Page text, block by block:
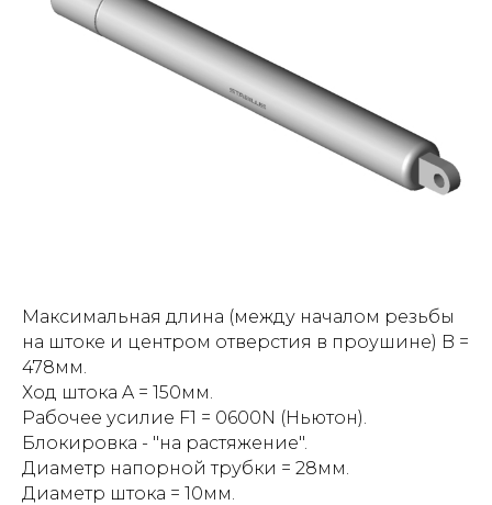
Максимальная длина (между началом резьбы
на штоке и центром отверстия в проушине) B =
478мм.
Ход штока A = 150мм.
Рабочее усилие F1 = 0600N (Ньютон).
Блокировка - "на растяжение".
Диаметр напорной трубки = 28мм.
Диаметр штока = 10мм.